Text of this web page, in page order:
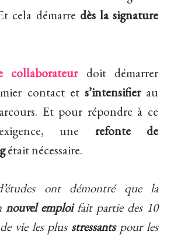
cela démarre dèsla signature
collaborateur doit démarrer
contact et s’intensifierau
Et pour répondre à ce
une refonte
de
était nécessaire.
ont démontré que la
nouvel emploifait partie des 10
vie les plus stressantspour les